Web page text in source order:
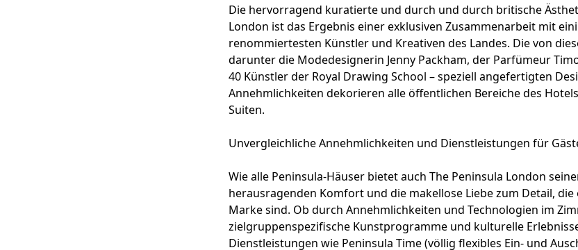
Die hervorragend kuratierte und durch und durch britische
London ist das Ergebnis einer exklusiven Zusammenarbeit mit
renommiertesten Künstler und Kreativen des Landes. Die von
darunter die Modedesignerin Jenny Packham, der Parfümeur
40 Künstler der Royal Drawing School – speziell angefertigten
Annehmlichkeiten dekorieren alle öffentlichen Bereiche des
Suiten.
Unvergleichliche Annehmlichkeiten und Dienstleistungen für
Wie alle Peninsula-Häuser bietet auch The Peninsula London
herausragenden Komfort und die makellose Liebe zum Detail,
Marke sind. Ob durch Annehmlichkeiten und Technologien im
zielgruppenspezifische Kunstprogramme und kulturelle
Dienstleistungen wie Peninsula Time (völlig flexibles Ein- und